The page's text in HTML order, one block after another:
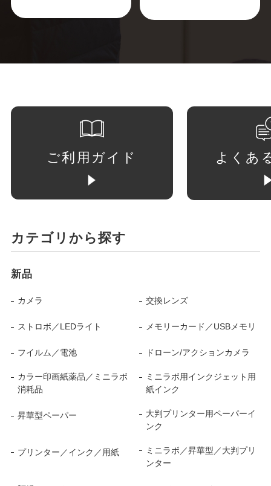
ご利用ガイド よくあ
カテゴリから探す
新品
カメラ 交換レンズ
ストロボ／LEDライト メモリーカード／USBメモリ
フイルム／電池 ドローン/アクションカメラ
カラー印画紙薬品／ミニラボ
消耗品
ミニラボ用インクジェット用
紙インク
昇華型ペーパー
大判プリンター用ペーパーイ
ンク
プリンター／インク／用紙
ミニラボ／昇華型／大判プリ
ンター